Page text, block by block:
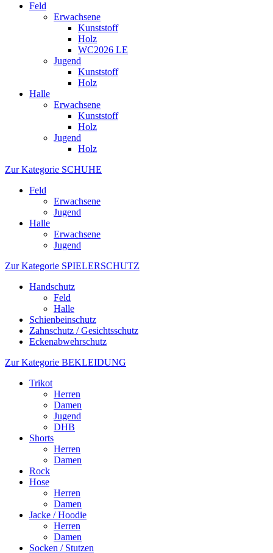
Feld
Erwachsene
Kunststoff
Holz
WC2026 LE
Jugend
Kunststoff
Holz
Halle
Erwachsene
Kunststoff
Holz
Jugend
Holz
Zur Kategorie SCHUHE
Feld
Erwachsene
Jugend
Halle
Erwachsene
Jugend
Zur Kategorie SPIELERSCHUTZ
Handschutz
Feld
Halle
Schienbeinschutz
Zahnschutz / Gesichtsschutz
Eckenabwehrschutz
Zur Kategorie BEKLEIDUNG
Trikot
Herren
Damen
Jugend
DHB
Shorts
Herren
Damen
Rock
Hose
Herren
Damen
Jacke / Hoodie
Herren
Damen
Socken / Stutzen